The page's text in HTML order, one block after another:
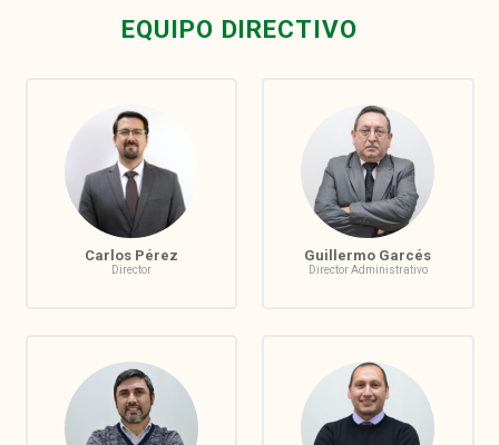
EQUIPO DIRECTIVO
Carlos Pérez
Director
Guillermo Garcés
Director Administrativo